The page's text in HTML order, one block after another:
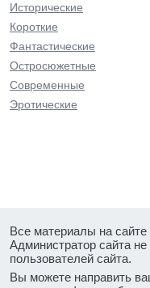
Исторические
Короткие
Фантастические
Остросюжетные
Современные
Эротические
Все материалы на
Администратор сайта не
пользователей сайта.
Вы можете направить